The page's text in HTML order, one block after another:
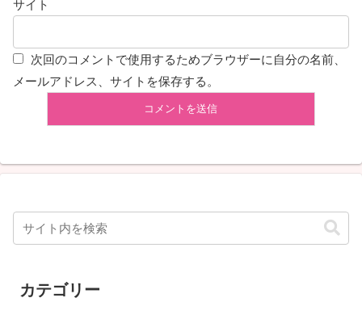
サイト
次回のコメントで使用するためブラウザーに自分の名前、
メールアドレス、サイトを保存する。
カテゴリー